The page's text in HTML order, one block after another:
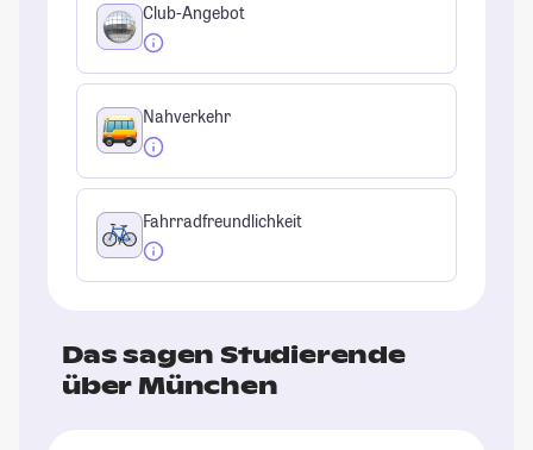
Club-Angebot
Nahverkehr
Fahrradfreundlichkeit
Das sagen Studierende
über München